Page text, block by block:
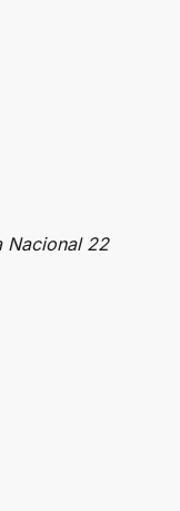
Nacional 22